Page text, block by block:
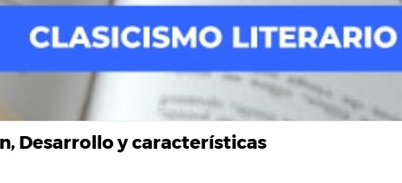
Desarrollo y características